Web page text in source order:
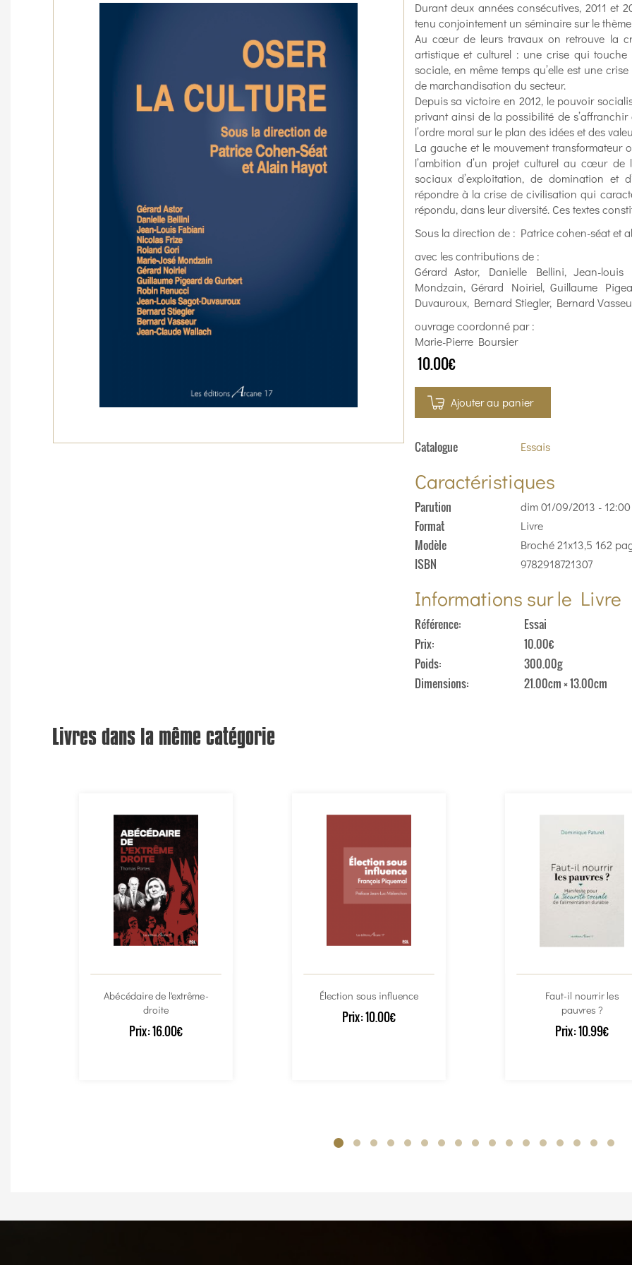
Durant deux années consécutives, 2011 et
tenu conjointement un séminaire sur le
Au cœur de leurs travaux on retrouve la
artistique et culturel : une crise qui
sociale, en même temps qu’elle est une
de marchandisation du secteur.
Depuis sa victoire en 2012, le pouvoir
privant ainsi de la possibilité de
l’ordre moral sur le plan des idées et des
La gauche et le mouvement transformateur
l’ambition d’un projet culturel au cœur de
sociaux d’exploitation, de domination et
répondre à la crise de civilisation qui
répondu, dans leur diversité. Ces textes
Sous la direction de : Patrice cohen-séat et
avec les contributions de :
Gérard Astor, Danielle Bellini, Jean-
Mondzain, Gérard Noiriel, Guillaume
Duvauroux, Bernard Stiegler, Bernard
ouvrage coordonné par :
Marie-Pierre Boursier
10.00€
Ajouter au panier
Catalogue Essais
Caractéristiques
Parution dim 01/09/2013 - 12:00
Format Livre
Modèle Broché 21x13,5 162
ISBN 9782918721307
Informations sur le Livre
Référence
Essai
Prix
10.00€
Poids
300.00g
Dimensions
21.00cm × 13.00cm
Livres dans la même catégorie
Abécédaire de l'extrême-
droite
Prix:16.00€
Élection sous influence
Prix:10.00€
Faut-il nourrir les
pauvres ?
Prix:10.99€